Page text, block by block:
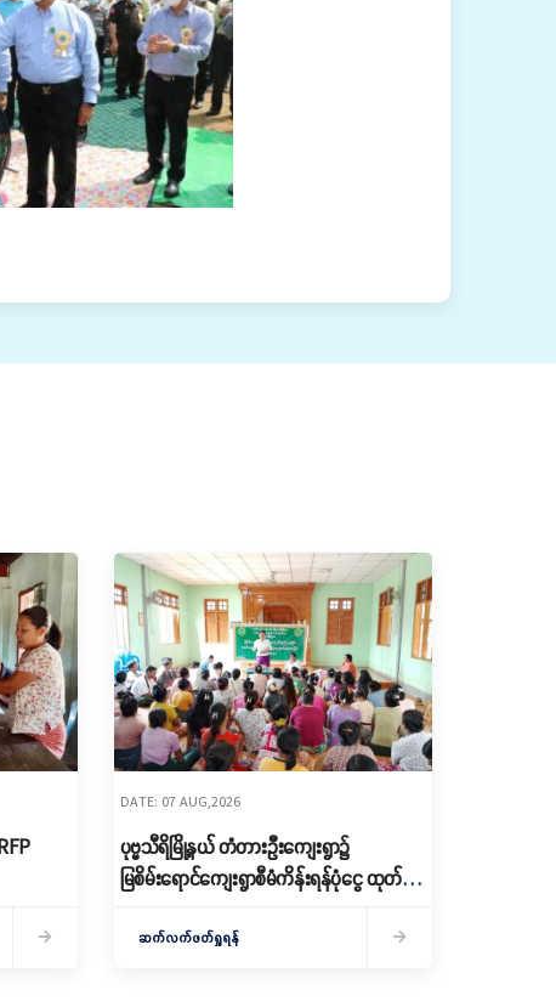
DATE: 07 AUG,2026
ပုဗ္ဗသီရိမြို့နယ် တံတားဦးကျေးရွာ၌
မြစိမ်းရောင်ကျေးရွာစီမံကိန်းရန်ပုံငွေ ထုတ်
ဆက်လက်ဖတ်ရှုရန်